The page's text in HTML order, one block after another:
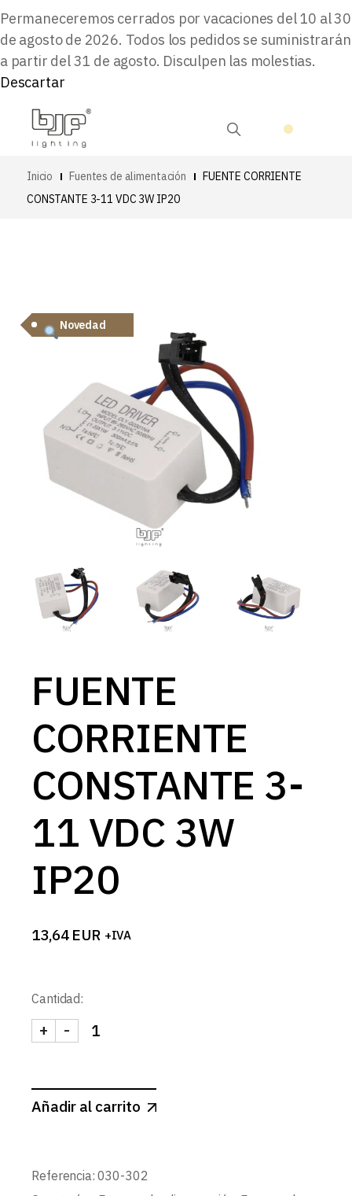
Permaneceremos cerrados por vacaciones del 10 al 30
de agosto de 2026. Todos los pedidos se suministrarán
a partir del 31 de agosto. Disculpen las molestias.
Descartar
Inicio Fuentes de alimentación
FUENTE CORRIENTE
CONSTANTE 3-11 VDC 3W IP20
Novedad
FUENTE
CORRIENTE
CONSTANTE 3-
11 VDC 3W
IP20
13,64 EUR +IVA
Cantidad:
FUENTE CORRIENTE CONSTANTE 3-11 VDC
-
+
Añadir al carrito
Referencia: 030-302